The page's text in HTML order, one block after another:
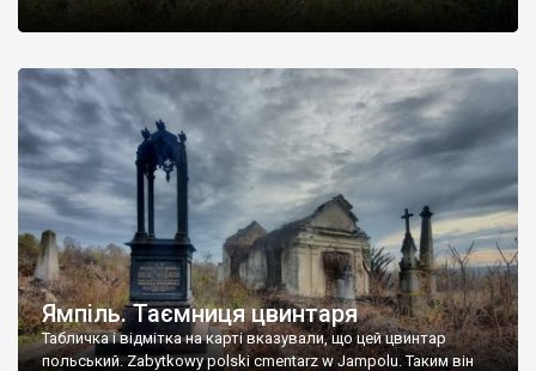
Ямпіль. Таємниця цвинтаря
Табличка і відмітка на карті вказували, що цей цвинтар
польський. Zabytkowy polski cmentarz w Jampolu. Таким він